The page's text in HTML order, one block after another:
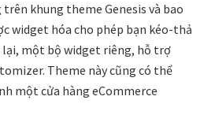
khung theme Genesis và bao
widget hóa cho phép bạn kéo-thả
lại, một bộ widget riêng, hỗ trợ
Theme này cũng có thể
một cửa hàng eCommerce